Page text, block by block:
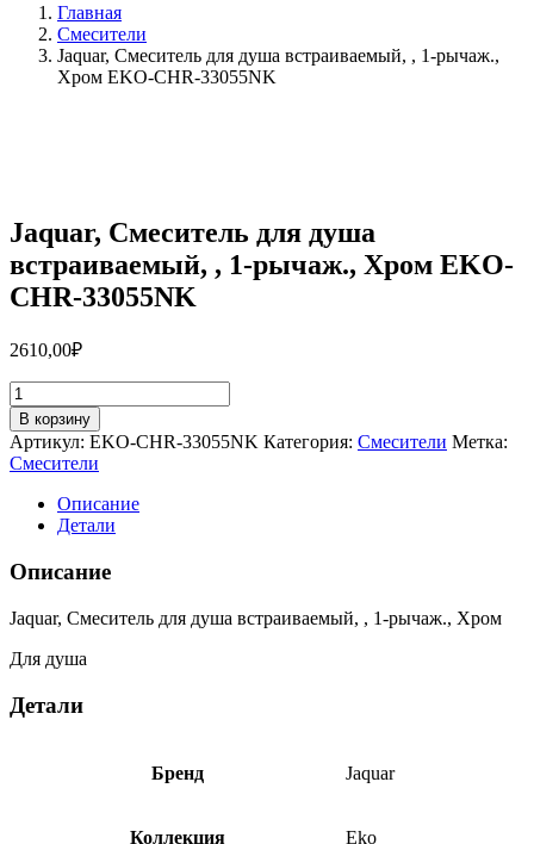
Главная
Смесители
Jaquar, Смеситель для душа встраиваемый, , 1-рычаж.,
Хром EKO-CHR-33055NK
Jaquar, Смеситель для душа
встраиваемый, , 1-рычаж., Хром EKO-
CHR-33055NK
2610,00₽
Количество
товара
Jaquar,
Смеситель
для
душа
встраиваемый,
1-
рычаж.,
EKO-
CHR-
33055NK
В корзину
Артикул: EKO-CHR-33055NK Категория: Смесители Метка:
Смесители
Описание
Детали
Описание
Jaquar, Смеситель для душа встраиваемый, , 1-рычаж., Хром
Для душа
Детали
Бренд Jaquar
Коллекция Eko